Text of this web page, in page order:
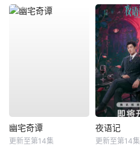
幽宅奇谭
更新至第14集
夜语记
更新至第14集